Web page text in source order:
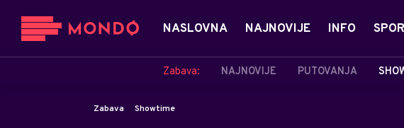
NASLOVNA NAJNOVIJE INFO
Zabava: NAJNOVIJE PUTOVANJA
Zabava Showtime